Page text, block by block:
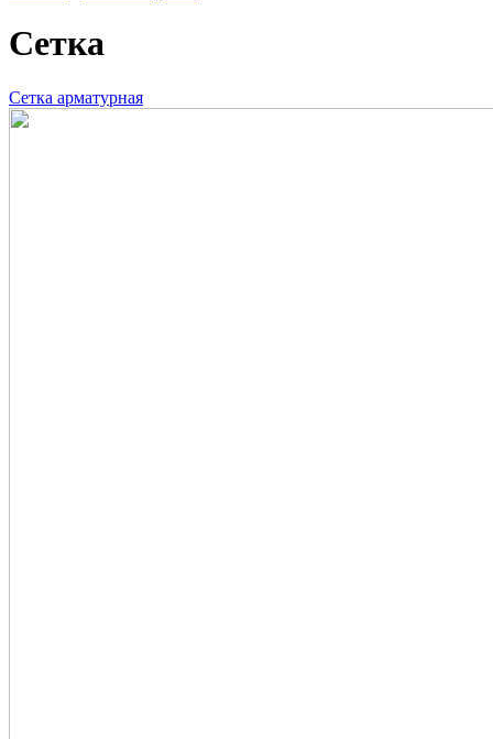
Сетка
Сетка арматурная